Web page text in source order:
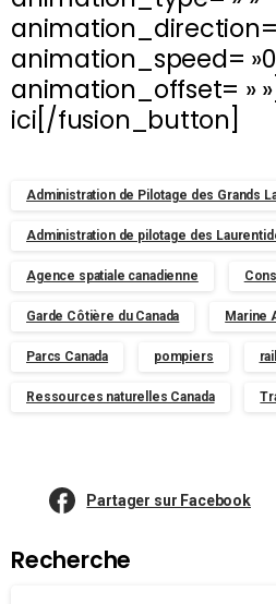
animation_direction=
animation_speed=
animation_offset= »
ici[/fusion_button]
Administration de Pilotage des Grands
Administration de pilotage des
Agence spatiale canadienne
Garde Côtière du Canada Marine
Parcs Canada pompiers rail
Ressources naturelles Canada
Partager sur Facebook
Recherche